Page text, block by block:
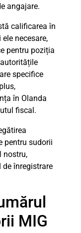
angajare.
calificarea în
necesare,
pentru poziția
specifice
în Olanda
fiscal.
pentru sudorii
nostru,
înregistrare
MIG